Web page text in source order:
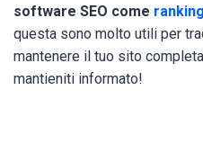
software SEO come
questa sono molto utili per
mantenere il tuo sito
mantieniti informato!